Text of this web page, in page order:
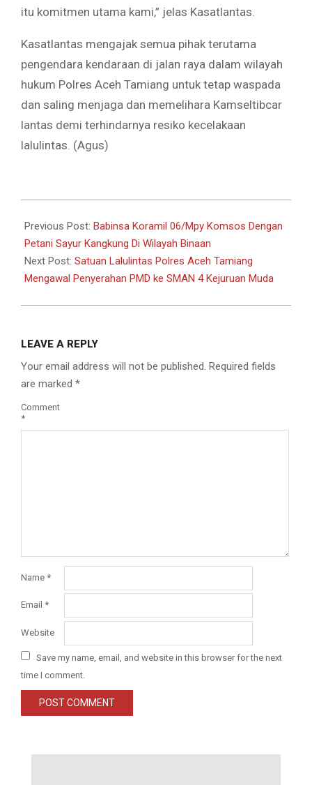
itu komitmen utama kami,” jelas Kasatlantas.
Kasatlantas mengajak semua pihak terutama
pengendara kendaraan di jalan raya dalam wilayah
hukum Polres Aceh Tamiang untuk tetap waspada
dan saling menjaga dan memelihara Kamseltibcar
lantas demi terhindarnya resiko kecelakaan
lalulintas. (Agus)
01-
14
Previous Post: Babinsa Koramil 06/Mpy Komsos Dengan
Petani Sayur Kangkung Di Wilayah Binaan
Next Post: Satuan Lalulintas Polres Aceh Tamiang
Mengawal Penyerahan PMD ke SMAN 4 Kejuruan Muda
LEAVE A REPLY
Your email address will not be published. Required fields
are marked *
Comment
*
Name *
Email *
Website
Save my name, email, and website in this browser for the next
time I comment.